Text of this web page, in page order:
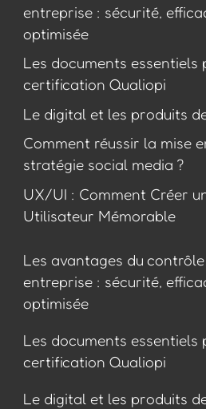
entreprise : sécurité,
optimisée
Les documents essentiels
certification Qualiopi
Le digital et les produits
Comment réussir la mise
stratégie social media ?
UX/UI : Comment Créer
Utilisateur Mémorable
Les avantages du contrôle
entreprise : sécurité,
optimisée
Les documents essentiels
certification Qualiopi
Le digital et les produits